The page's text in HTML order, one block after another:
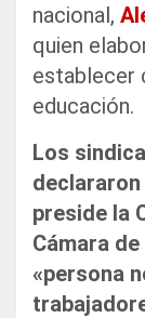
nacional,
quien
establecer
educación.
Los
preside la
Cámara
«persona